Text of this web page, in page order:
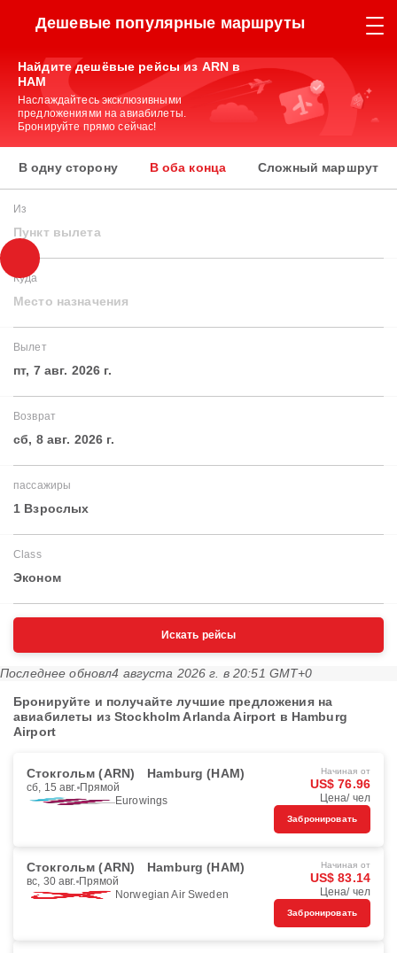
Дешевые популярные маршруты
Найдите дешёвые рейсы из ARN в
HAM
Наслаждайтесь эксклюзивными
предложениями на авиабилеты.
Бронируйте прямо сейчас!
В одну сторону В оба конца Сложный маршрут
Из
Пункт вылета
Куда
Место назначения
Вылет
пт, 7 авг. 2026 г.
Возврат
сб, 8 авг. 2026 г.
пассажиры
1 Взрослых
Class
Эконом
Искать рейсы
Последнее обновл4 августа 2026 г. в 20:51 GMT+0
Бронируйте и получайте лучшие предложения на
авиабилеты из Stockholm Arlanda Airport в Hamburg
Airport
Стокгольм (ARN) Hamburg (HAM)
сб, 15 авг. Прямой
Eurowings
Начиная от
US$ 76.96
Цена/ чел
Забронировать
Стокгольм (ARN) Hamburg (HAM)
вс, 30 авг. Прямой
Norwegian Air Sweden
Начиная от
US$ 83.14
Цена/ чел
Забронировать